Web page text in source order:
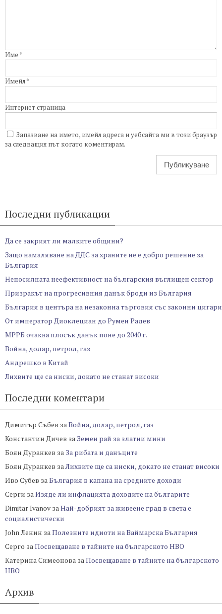
Име *
Имейл*
Интернет страница
Запазване на името, имейл адреса и уебсайта ми в този браузър
за следващия път когато коментирам.
Последни публикации
Да се закрият ли малките общини?
Защо намаляване на ДДС за храните не е добро решение за
България
Непосилната неефективност на българския въглищен сектор
Призракът на прогресивния данък броди из България
България в центъра на незаконна търговия със законни цигари
От император Диоклециан до Румен Радев
МРРБ очаква плосък данък поне до 2040 г.
Война, долар, петрол, газ
Андрешко в Китай
Лихвите ще са ниски, докато не станат високи
Последни коментари
Димитър Събев за Война, долар, петрол, газ
Константин Дичев за Земен рай за златни мини
Боян Дуранкев за За рибата и данъците
Боян Дуранкев заЛихвите ще са ниски, докато не станат високи
Иво Субев за България в капана на средните доходи
Серги за Изяде ли инфлацията доходите на българите
Dimitar Ivanov за Най-добрият за живеене град в света е
социалистически
John Ленин за Полезните идиоти на Ваймарска България
Серго за Посвещаване в тайните на българското НВО
Катерина Симеонова за Посвещаване в тайните на българското
НВО
Архив